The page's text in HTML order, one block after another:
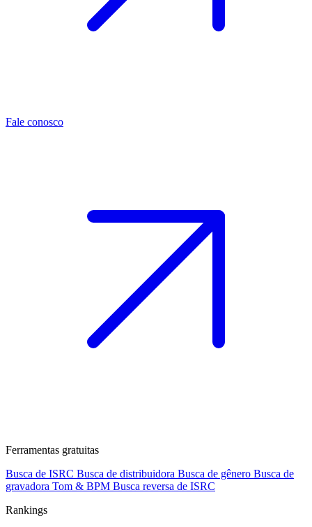
Fale conosco
Ferramentas gratuitas
Busca de ISRC Busca de distribuidora Busca de gênero Busca de
gravadora Tom & BPM Busca reversa de ISRC
Rankings